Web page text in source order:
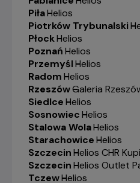
Piła-
Helios
Piotrków Trybunalski-
Płock-
Helios
Poznań-
Helios
Przemyśl-
Helios
Radom-
Helios
Rzeszów-
Galeria
Siedlce-
Helios
Sosnowiec-
Helios
Stalowa Wola-
Helios
Starachowice-
Helios
Szczecin-
Helios CHR
Szczecin-
Helios Outlet
Tczew-
Helios